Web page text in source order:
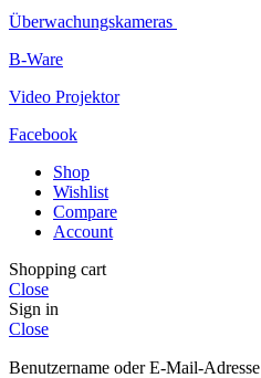
Überwachungskameras
B-Ware
Video Projektor
Facebook
Shop
Wishlist
Compare
Account
Shopping cart
Close
Sign in
Close
Benutzername oder E-Mail-Adresse